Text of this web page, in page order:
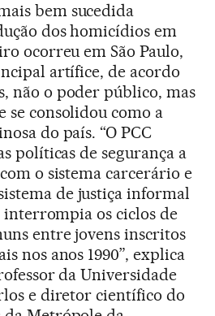
bem sucedida
dos homicídios em
ocorreu em São Paulo,
artífice, de acordo
não o poder público, mas
se consolidou como a
do país. “O PCC
políticas de segurança a
o sistema carcerário e
de justiça informal
os ciclos de
entre jovens inscritos
nos anos 1990”, explica
da Universidade
e diretor científico do